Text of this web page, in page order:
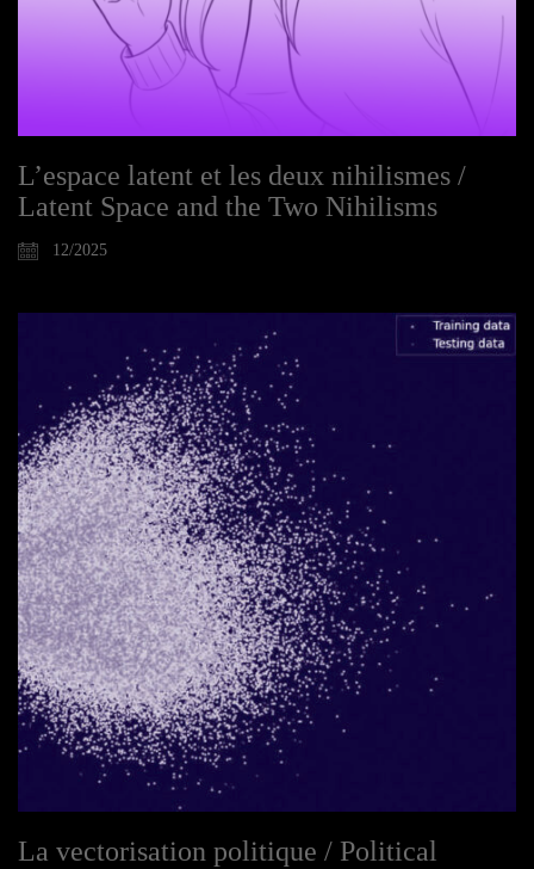
L’espace latent et les deux nihilismes /
Latent Space and the Two Nihilisms
12/2025
La vectorisation politique / Political